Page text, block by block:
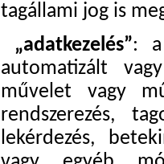
tagállami jog is
„adatkezelés”: a
automatizált
művelet vagy
rendszerezés,
lekérdezés,